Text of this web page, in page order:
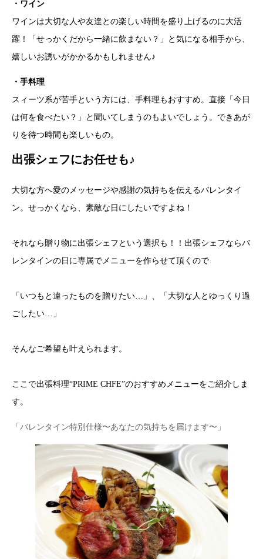
・ワイン
ワインは大切な人や友達との楽しい時間を盛り上げるのに大活
躍！「せっかくだから一緒に飲まない？」と気になる相手から、
嬉しいお誘いがかかるかもしれません♪
・手料理
スィーツ系が苦手という方には、手料理もおすすめ。直接「今日
は何を食べたい？」と聞いてしまうのもよいでしょう。できあが
りを待つ時間も楽しいもの。
出張シェフにお任せも♪
大切な方へ愛のメッセージや感謝の気持ちを伝えるバレンタイ
ン。せっかくなら、素敵な日にしたいですよね！
それなら贈り物に出張シェフという選択も！！出張シェフならバ
レンタインの日に専属でメニューを作らせて頂くので
「いつもと違ったものを贈りたい…」、「大切な人とゆっくり過
ごしたい…」
そんなご希望も叶えられます。
ここで出張料理“PRIME CHFE”のおすすめメニューをご紹介しま
す。
「バレンタイン特別仕様〜あなたの気持ちを届けます〜」